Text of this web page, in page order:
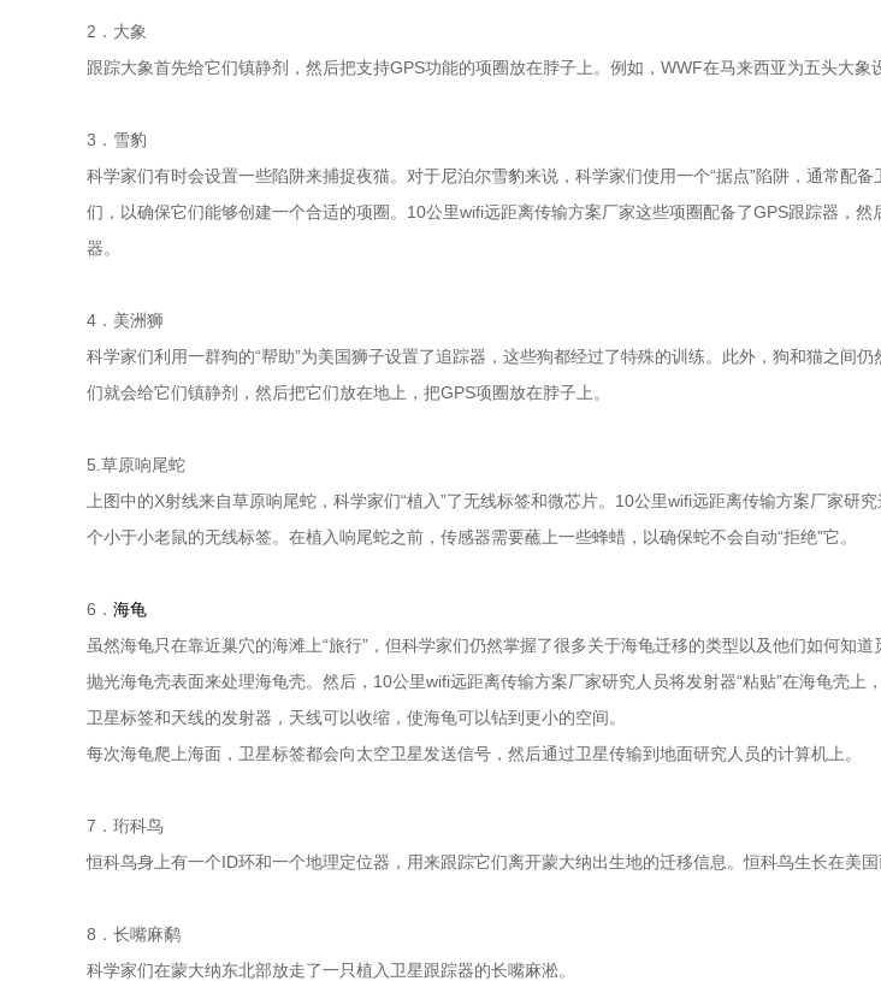
2．大象
跟踪大象首先给它们镇静剂，然后把支持GPS功能的项圈放在脖子上。例如，WWF在马来西亚为五头大
3．雪豹
科学家们有时会设置一些陷阱来捕捉夜猫。对于尼泊尔雪豹来说，科学家们使用一个“据点”陷阱，通常配
们，以确保它们能够创建一个合适的项圈。10公里wifi远距离传输方案厂家这些项圈配备了GPS跟踪器，
器。
4．美洲狮
科学家们利用一群狗的“帮助”为美国狮子设置了追踪器，这些狗都经过了特殊的训练。此外，狗和猫之间
们就会给它们镇静剂，然后把它们放在地上，把GPS项圈放在脖子上。
5.草原响尾蛇
上图中的X射线来自草原响尾蛇，科学家们“植入”了无线标签和微芯片。10公里wifi远距离传输方案厂家
个小于小老鼠的无线标签。在植入响尾蛇之前，传感器需要蘸上一些蜂蜡，以确保蛇不会自动“拒绝”它。
6． 海龟
虽然海龟只在靠近巢穴的海滩上“旅行”，但科学家们仍然掌握了很多关于海龟迁移的类型以及他们如何知
抛光海龟壳表面来处理海龟壳。然后，10公里wifi远距离传输方案厂家研究人员将发射器“粘贴”在海龟壳
卫星标签和天线的发射器，天线可以收缩，使海龟可以钻到更小的空间。
每次海龟爬上海面，卫星标签都会向太空卫星发送信号，然后通过卫星传输到地面研究人员的计算机上。
7．珩科鸟
恒科鸟身上有一个ID环和一个地理定位器，用来跟踪它们离开蒙大纳出生地的迁移信息。恒科鸟生长在美
8．长嘴麻鹬
科学家们在蒙大纳东北部放走了一只植入卫星跟踪器的长嘴麻淞。